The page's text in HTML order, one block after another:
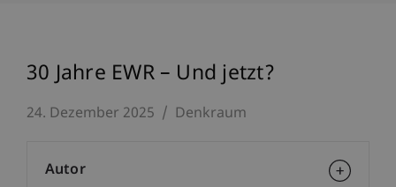
30 Jahre EWR – Und jetzt?
24. Dezember 2025 Denkraum
Autor